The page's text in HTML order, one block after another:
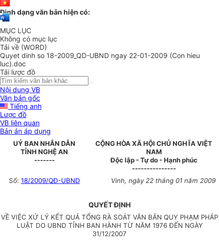
Định dạng văn bản hiện có:
MỤC LỤC
Không có mục lục
Tải về (WORD)
Quyet dinh so 18-2009_QD-UBND ngay 22-01-2009 (Con hieu
luc).doc
Tải lược đồ
Nội dung VB
Văn bản gốc
Tiếng anh
Lược đồ
VB liên quan
Bản án áp dụng
UỶ BAN NHÂN DÂN
TỈNH NGHỆ AN
-------
CỘNG HÒA XÃ HỘI CHỦ NGHĨA VIỆT
NAM
Độc lập - Tự do - Hạnh phúc
---------------
Số: 18/2009/QĐ-UBND Vinh, ngày 22 tháng 01 năm 2009
QUYẾT ĐỊNH
VỀ VIỆC XỬ LÝ KẾT QUẢ TỔNG RÀ SOÁT VĂN BẢN QUY PHẠM PHÁP
LUẬT DO UBND TỈNH BAN HÀNH TỪ NĂM 1976 ĐẾN NGÀY
31/12/2007